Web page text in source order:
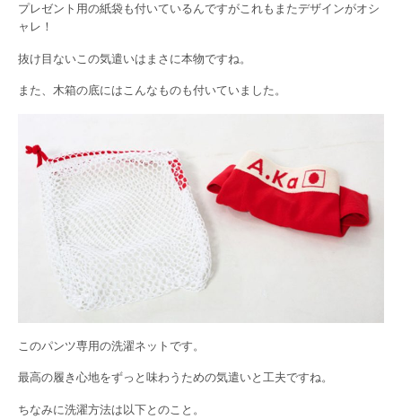
プレゼント用の紙袋も付いているんですがこれもまたデザインがオシ
ャレ！
抜け目ないこの気遣いはまさに本物ですね。
また、木箱の底にはこんなものも付いていました。
このパンツ専用の洗濯ネットです。
最高の履き心地をずっと味わうための気遣いと工夫ですね。
ちなみに洗濯方法は以下とのこと。